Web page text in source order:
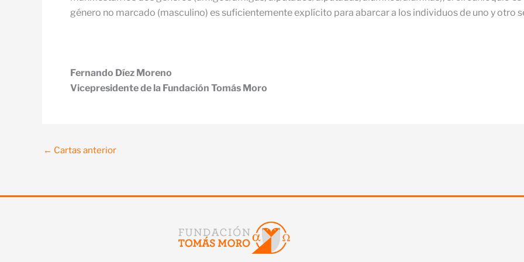
género no marcado (masculino) es suficientemente explícito para abarcar a los individuos de uno y otro
Fernando Díez Moreno
Vicepresidente de la Fundación Tomás Moro
← Cartas anterior